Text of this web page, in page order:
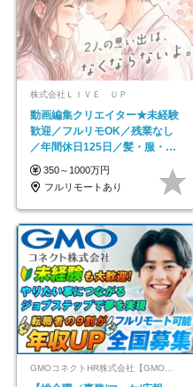
株式会社ＬＩＶＥ ＵＰ
動画編集クリエイター★未経験
歓迎／フルリモOK／残業なし
／年間休日125日／髪・服・ネ
イル自由／研修充実で安心
350～1000万円
フルリモートあり
GMOコネクトHR株式会社【GMOインターネットグループ】